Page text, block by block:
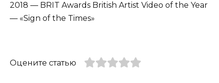
2018 — BRIT Awards British Artist Video of the Year
— «Sign of the Times»
Оцените статью